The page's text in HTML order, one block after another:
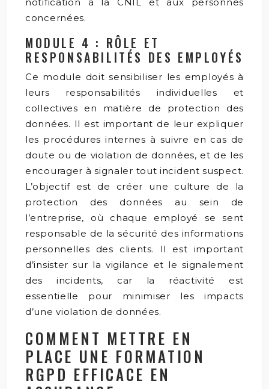
concernées.
MODULE 4 : RÔLE ET
RESPONSABILITÉS DES EMPLOYÉS
Ce module doit sensibiliser les employés à
leurs responsabilités individuelles et
collectives en matière de protection des
données. Il est important de leur expliquer
les procédures internes à suivre en cas de
doute ou de violation de données, et de les
encourager à signaler tout incident suspect.
L’objectif est de créer une culture de la
protection des données au sein de
l’entreprise, où chaque employé se sent
responsable de la sécurité des informations
personnelles des clients. Il est important
d’insister sur la vigilance et le signalement
des incidents, car la réactivité est
essentielle pour minimiser les impacts
d’une violation de données.
COMMENT METTRE EN
PLACE UNE FORMATION
RGPD EFFICACE EN